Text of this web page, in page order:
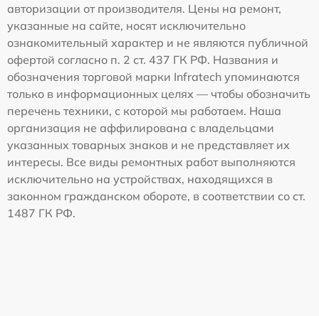
авторизации от производителя. Цены на ремонт,
указанные на сайте, носят исключительно
ознакомительный характер и не являются публичной
офертой согласно п. 2 ст. 437 ГК РФ. Названия и
обозначения торговой марки Infratech упоминаются
только в информационных целях — чтобы обозначить
перечень техники, с которой мы работаем. Наша
организация не аффилирована с владельцами
указанных товарных знаков и не представляет их
интересы. Все виды ремонтных работ выполняются
исключительно на устройствах, находящихся в
законном гражданском обороте, в соответствии со ст.
1487 ГК РФ.